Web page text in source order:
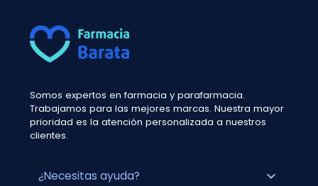
Somos expertos en farmacia y parafarmacia.
Trabajamos para las mejores marcas. Nuestra mayor
prioridad es la atención personalizada a nuestros
clientes.
¿Necesitas ayuda? expand_more